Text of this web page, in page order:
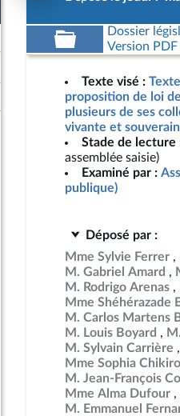
Date de dépôt
7 mai 2026
7 mai 2026
7 mai 2026
7 mai 2026
Dossier
Version PDF
Texte visé :
proposition de loi
plusieurs de ses
vivante et
Stade de lecture
assemblée saisie)
Examiné par :
publique)
Déposé par :
Mme Sylvie Ferrer
M. Gabriel Amard
M. Rodrigo Arenas
Mme Shéhérazade
M. Carlos Martens
M. Louis Boyard
M. Sylvain Carrière
Mme Sophia
M. Jean-François
Mme Alma Dufour
M. Emmanuel